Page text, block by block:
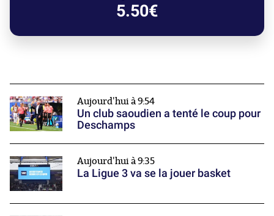
5.50€
Aujourd'hui à 9:54
Un club saoudien a tenté le coup pour
Deschamps
Aujourd'hui à 9:35
La Ligue 3 va se la jouer basket